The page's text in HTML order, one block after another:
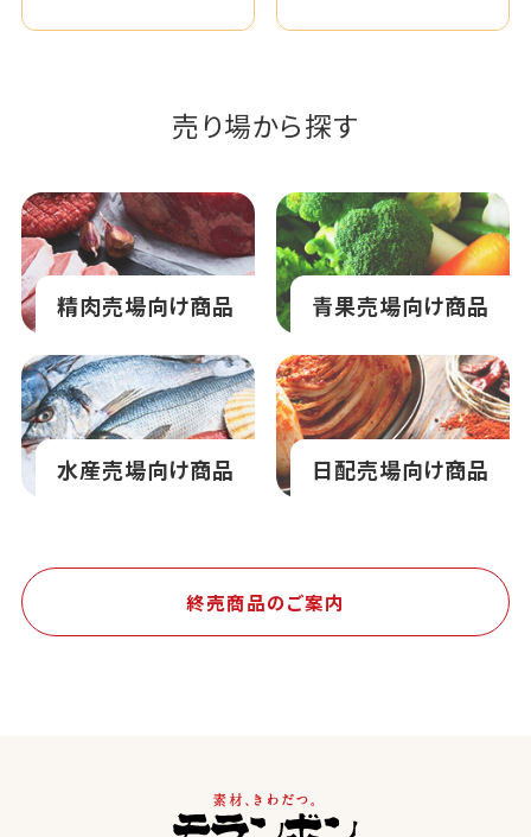
売り場から探す
精肉売場向け商品 青果売場向け商品
水産売場向け商品 日配売場向け商品
終売商品のご案内